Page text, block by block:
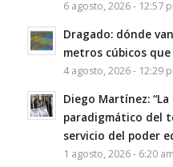
6 agosto, 2026 - 12:57
Dragado: dónde
metros cúbicos
4 agosto, 2026 - 12:29
Diego Martínez:
paradigmático del
servicio del poder
1 agosto, 2026 - 6:20 am